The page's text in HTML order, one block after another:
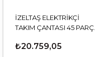
İZELTAŞ ELEKTRİKÇİ
TAKIM ÇANTASI 45 PARÇA
₺20.759,05